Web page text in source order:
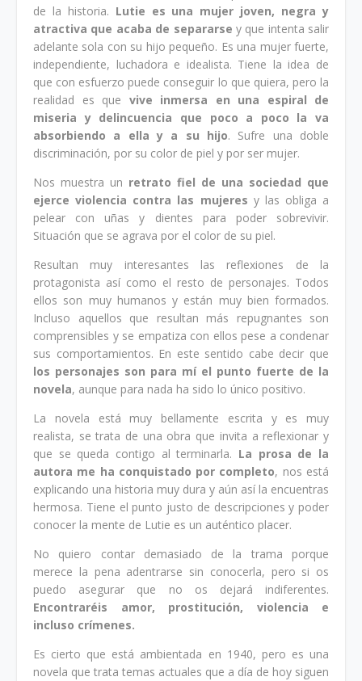
de la historia. Lutie es una mujer joven, negra y
atractiva que acaba de separarse y que intenta salir
adelante sola con su hijo pequeño. Es una mujer fuerte,
independiente, luchadora e idealista. Tiene la idea de
que con esfuerzo puede conseguir lo que quiera, pero la
realidad es que vive inmersa en una espiral de
miseria y delincuencia que poco a poco la va
absorbiendo a ella y a su hijo. Sufre una doble
discriminación, por su color de piel y por ser mujer.
Nos muestra un retrato fiel de una sociedad que
ejerce violencia contra las mujeres y las obliga a
pelear con uñas y dientes para poder sobrevivir.
Situación que se agrava por el color de su piel.
Resultan muy interesantes las reflexiones de la
protagonista así como el resto de personajes. Todos
ellos son muy humanos y están muy bien formados.
Incluso aquellos que resultan más repugnantes son
comprensibles y se empatiza con ellos pese a condenar
sus comportamientos. En este sentido cabe decir que
los personajes son para mí el punto fuerte de la
novela, aunque para nada ha sido lo único positivo.
La novela está muy bellamente escrita y es muy
realista, se trata de una obra que invita a reflexionar y
que se queda contigo al terminarla. La prosa de la
autora me ha conquistado por completo, nos está
explicando una historia muy dura y aún así la encuentras
hermosa. Tiene el punto justo de descripciones y poder
conocer la mente de Lutie es un auténtico placer.
No quiero contar demasiado de la trama porque
merece la pena adentrarse sin conocerla, pero si os
puedo asegurar que no os dejará indiferentes.
Encontraréis amor, prostitución, violencia e
incluso crímenes.
Es cierto que está ambientada en 1940, pero es una
novela que trata temas actuales que a día de hoy siguen